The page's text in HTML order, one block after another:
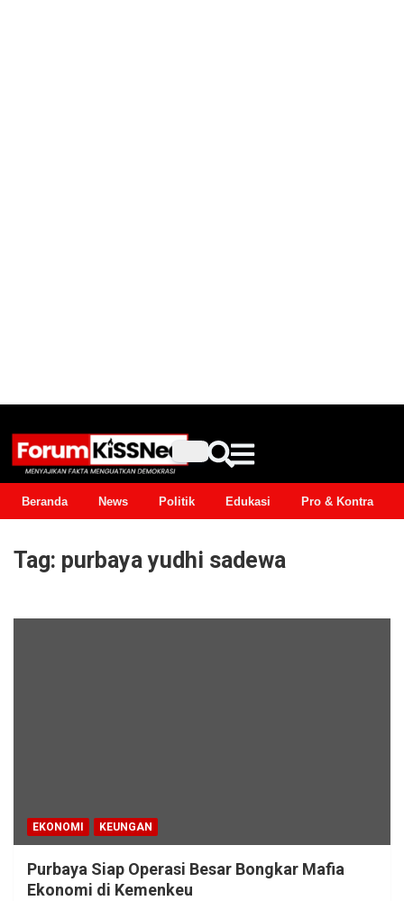
Beranda News Politik Edukasi Pro & Kontra
Tag: purbaya yudhi sadewa
EKONOMI KEUNGAN
Purbaya Siap Operasi Besar Bongkar Mafia
Ekonomi di Kemenkeu